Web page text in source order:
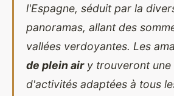
l'Espagne, séduit par la
panoramas, allant des
vallées verdoyantes. Les
de plein airy trouveront une
d'activités adaptées à tous